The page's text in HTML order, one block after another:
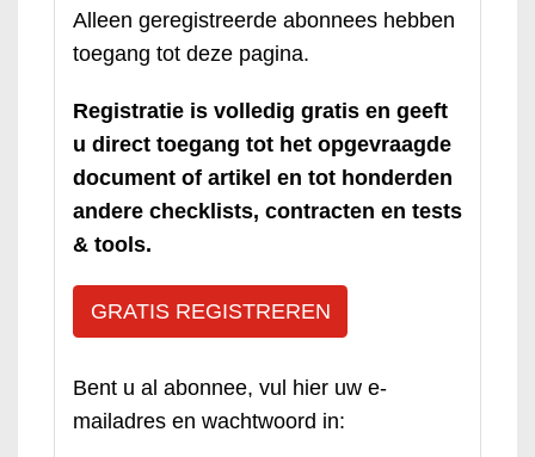
Alleen geregistreerde abonnees hebben
toegang tot deze pagina.
Registratie is volledig gratis en geeft
u direct toegang tot het opgevraagde
document of artikel en tot honderden
andere checklists, contracten en tests
& tools.
GRATIS REGISTREREN
Bent u al abonnee, vul hier uw e-
mailadres en wachtwoord in: